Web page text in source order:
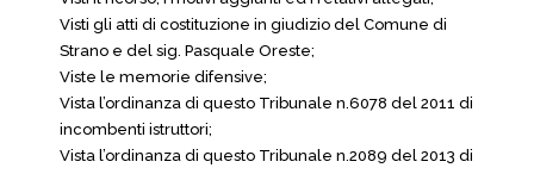
Visti gli atti di costituzione in giudizio del Comune di
Strano e del sig. Pasquale Oreste;
Viste le memorie difensive;
Vista l’ordinanza di questo Tribunale n.6078 del 2011 di
incombenti istruttori;
Vista l’ordinanza di questo Tribunale n.2089 del 2013 di